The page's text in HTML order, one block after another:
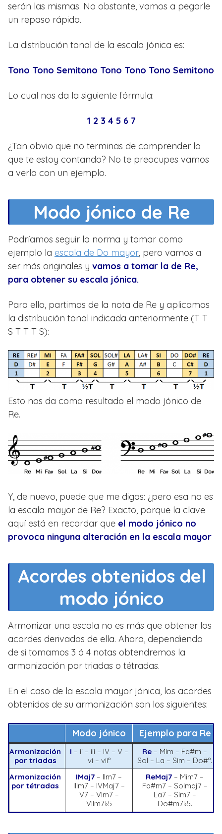
serán las mismas. No obstante, vamos a pegarle
un repaso rápido.
La distribución tonal de la escala jónica es:
Tono Tono Semitono Tono Tono Tono Semitono
Lo cual nos da la siguiente fórmula:
1 2 3 4 5 6 7
¿Tan obvio que no terminas de comprender lo
que te estoy contando? No te preocupes vamos
a verlo con un ejemplo.
Modo jónico de Re
Podríamos seguir la norma y tomar como
ejemplo la escala de Do mayor , pero vamos a
ser más originales y vamos a tomar la de Re,
para obtener su escala jónica.
Para ello, partimos de la nota de Re y aplicamos
la distribución tonal indicada anteriormente (T T
S T T T S):
Esto nos da como resultado el modo jónico de
Re.
Y, de nuevo, puede que me digas: ¿pero esa no es
la escala mayor de Re? Exacto, porque la clave
aquí está en recordar que el modo jónico no
provoca ninguna alteración en la escala mayor
Acordes obtenidos del
modo jónico
Armonizar una escala no es más que obtener los
acordes derivados de ella. Ahora, dependiendo
de si tomamos 3 ó 4 notas obtendremos la
armonización por triadas o tétradas.
En el caso de la escala mayor jónica, los acordes
obtenidos de su armonización son los siguientes:
Modo jónico Ejemplo para Re
Armonización
por triadas
I – ii – iii – IV – V –
vi – viiº
Re – Mim – Fa#m –
Sol – La – Sim – Do#º.
Armonización
por tétradas
IMaj7 – IIm7 –
IIIm7 – IVMaj7 –
V7 – VIm7 –
VIIm7♭5
ReMaj7 – Mim7 –
Fa#m7 – Solmaj7 –
La7 – Sim7 –
Do#m7♭5.